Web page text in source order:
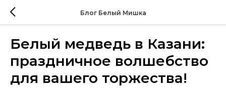
Блог Белый Мишка
Белый медведь в Казани:
праздничное волшебство
для вашего торжества!